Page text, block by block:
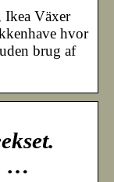
Ikea Växer
hvor
brug af
…